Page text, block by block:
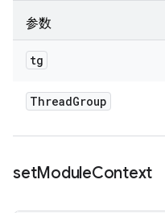
参数
tg
ThreadGroup
setModuleContext